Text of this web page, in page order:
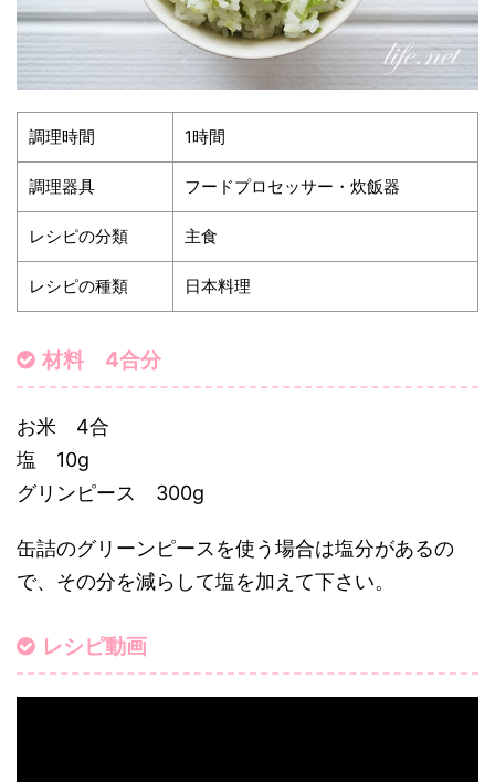
調理時間 1時間
調理器具 フードプロセッサー・炊飯器
レシピの分類 主食
レシピの種類 日本料理
材料 4合分
お米 4合
塩 10g
グリンピース 300g
缶詰のグリーンピースを使う場合は塩分があるの
で、その分を減らして塩を加えて下さい。
レシピ動画